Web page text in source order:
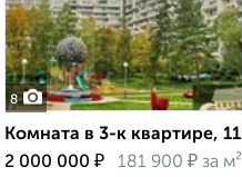
8
Комната в 3-к квартире,
2 000 000 ₽ 181 900 ₽ за м²